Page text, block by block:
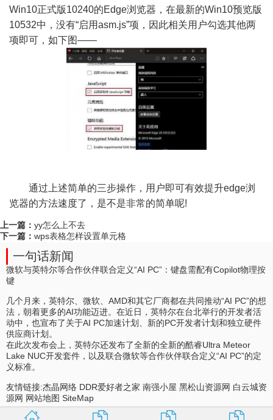
Win10正式版10240的Edge浏览器，在最新的Win10预览版
10532中，没有“启用asm.js”项，因此相关用户勾选其他两
项即可，如下图——
通过上述简单的三步操作，用户即可有效提升edge浏
览器的方法速度了，是不是非常的简单呢!
上一篇： yy怎么上不去
下一篇： wps表格怎样设置单元格
一句话新闻
微软与英特尔等合作伙伴联合定义“AI PC”：键盘需配有Copilot物理按
键
几个月来，英特尔、微软、AMD和其它厂商都在共同推动“AI PC”的想
法，朝着更多的AI功能迈进。在近日，英特尔在台北举行的开发者活
动中，也宣布了关于AI PC加速计划、新的PC开发者计划和独立硬件
供应商计划。
在此次发布会上，英特尔还发布了全新的全新的酷睿Ultra Meteor
Lake NUC开发套件，以及联合微软等合作伙伴联合定义“AI PC”的定
义标准。
友情链接:杰晶网络 DDR爱好者之家 南强小屋 黑松山资源网 白云城资
源网 网站地图 SiteMap